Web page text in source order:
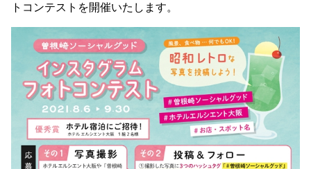
トコンテストを開催いたします。